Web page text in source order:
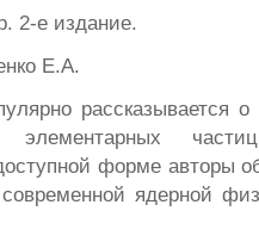
2-е издание.
Е.А.
рассказывается
элементарных
форме авторы
ядерной